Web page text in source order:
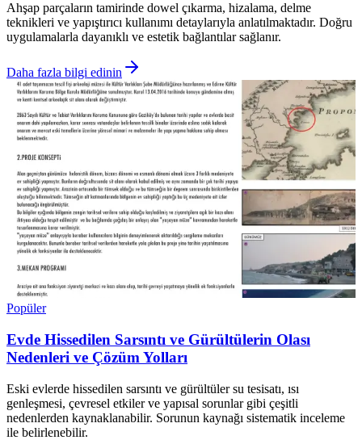
Ahşap parçaların tamirinde dowel çıkarma, hizalama, delme
teknikleri ve yapıştırıcı kullanımı detaylarıyla anlatılmaktadır. Doğru
uygulamalarla dayanıklı ve estetik bağlantılar sağlanır.
Daha fazla bilgi edinin
Popüler
Evde Hissedilen Sarsıntı ve Gürültülerin Olası
Nedenleri ve Çözüm Yolları
Eski evlerde hissedilen sarsıntı ve gürültüler su tesisatı, ısı
genleşmesi, çevresel etkiler ve yapısal sorunlar gibi çeşitli
nedenlerden kaynaklanabilir. Sorunun kaynağı sistematik inceleme
ile belirlenebilir.